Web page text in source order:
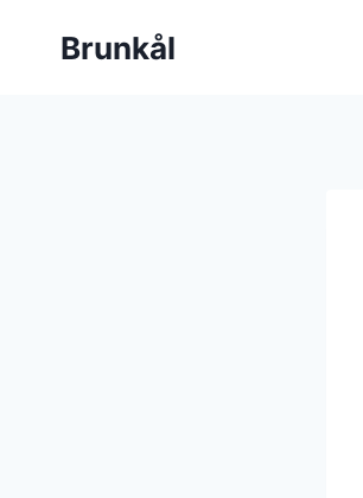
Brunkål